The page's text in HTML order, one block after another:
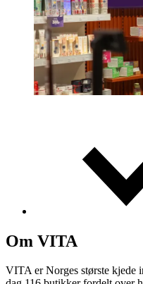
Om VITA
VITA er Norges største kjede